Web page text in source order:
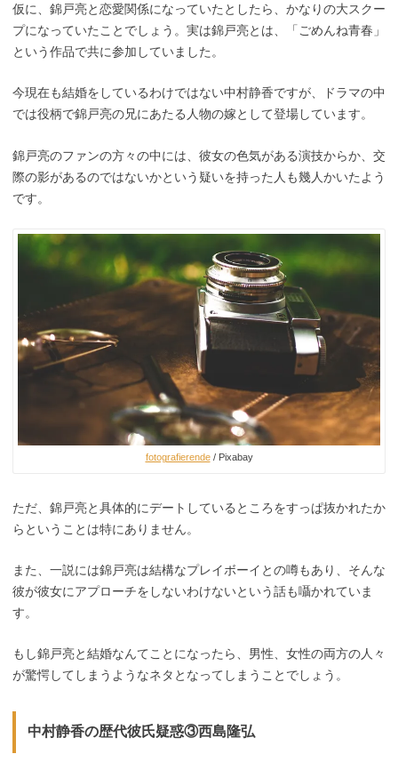
仮に、錦戸亮と恋愛関係になっていたとしたら、かなりの大スクー
プになっていたことでしょう。実は錦戸亮とは、「ごめんね青春」
という作品で共に参加していました。
今現在も結婚をしているわけではない中村静香ですが、ドラマの中
では役柄で錦戸亮の兄にあたる人物の嫁として登場しています。
錦戸亮のファンの方々の中には、彼女の色気がある演技からか、交
際の影があるのではないかという疑いを持った人も幾人かいたよう
です。
fotografierende/ Pixabay
ただ、錦戸亮と具体的にデートしているところをすっぱ抜かれたか
らということは特にありません。
また、一説には錦戸亮は結構なプレイボーイとの噂もあり、そんな
彼が彼女にアプローチをしないわけないという話も囁かれていま
す。
もし錦戸亮と結婚なんてことになったら、男性、女性の両方の人々
が驚愕してしまうようなネタとなってしまうことでしょう。
中村静香の歴代彼氏疑惑③西島隆弘